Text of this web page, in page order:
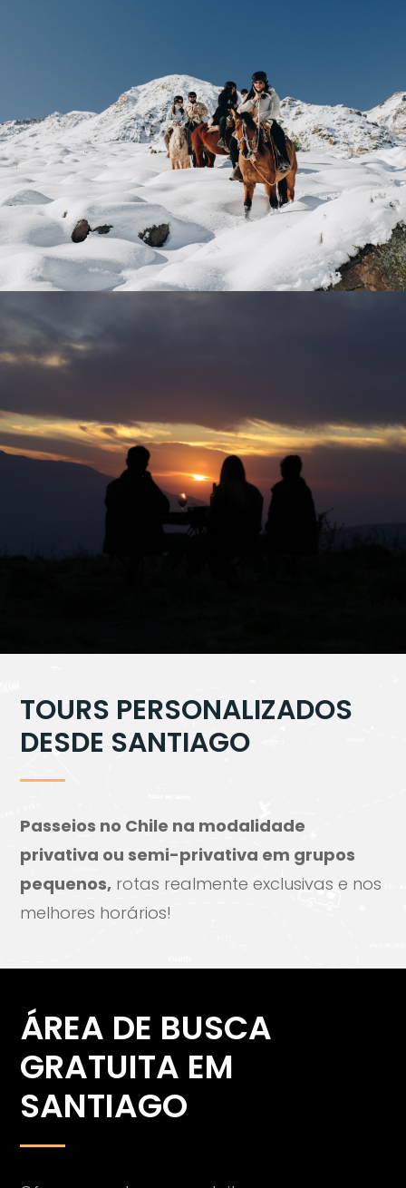
TOURS PERSONALIZADOS
DESDE SANTIAGO
Passeios no Chile na modalidade
privativa ou semi-privativa em grupos
pequenos, rotas realmente exclusivas e nos
melhores horários!
ÁREA DE BUSCA
GRATUITA EM
SANTIAGO